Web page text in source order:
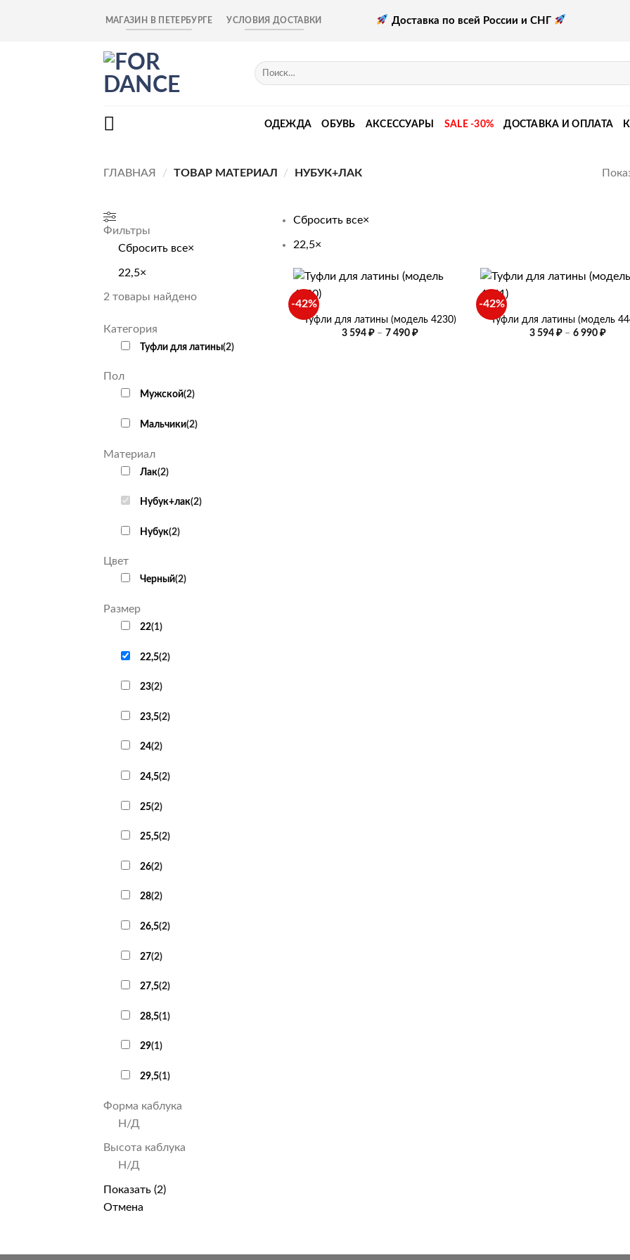
МАГАЗИН В ПЕТЕРБУРГЕ УСЛОВИЯ ДОСТАВКИ Доставка по всей России и СНГ
Искать:
ОДЕЖДА ОБУВЬ АКСЕССУАРЫ SALE -30% ДОСТАВКА И ОПЛАТА
ГЛАВНАЯ / ТОВАР МАТЕРИАЛ / НУБУК+ЛАК
Фильтры
Сбросить все×
22,5×
2 товары найдено
Категория
Туфли для латины(2)
Пол
Мужской(2)
Мальчики(2)
Материал
Лак(2)
Нубук+лак(2)
Нубук(2)
Цвет
Черный(2)
Размер
22(1)
22,5(2)
23(2)
23,5(2)
24(2)
24,5(2)
25(2)
25,5(2)
26(2)
28(2)
26,5(2)
27(2)
27,5(2)
28,5(1)
29(1)
29,5(1)
Форма каблука
Н/Д
Высота каблука
Н/Д
Показать (2)
Отмена
Сбросить все×
22,5×
-42%
+
Туфли для латины (модель 4230)
3 594₽ – 7 490₽Диапазон
-42%
+
Туфли для латины (модель
3 594 ₽ – 6 990 ₽